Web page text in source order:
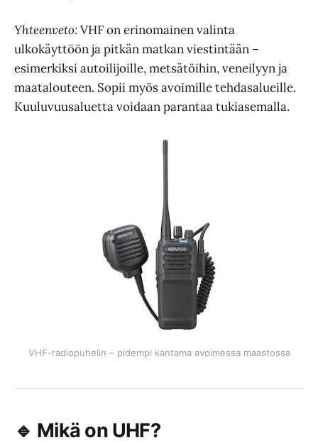
Yhteenveto:VHF on erinomainen valinta
ulkokäyttöön ja pitkän matkan viestintään –
esimerkiksi autoilijoille, metsätöihin, veneilyyn ja
maatalouteen. Sopii myös avoimille tehdasalueille.
Kuuluvuusaluetta voidaan parantaa tukiasemalla.
VHF-radiopuhelin – pidempi kantama avoimessa maastossa
🔹 Mikä on UHF?